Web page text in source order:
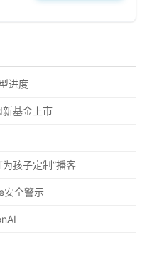
进度
基金上市
孩子定制”播客
安全警示